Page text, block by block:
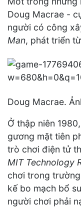
Doug Macrae -
người có công
Man, phát triển
Doug Macrae.
Ở thập niên
gương mặt tiên
trò chơi điện tử
MIT Technology
chơi trong
kế bo mạch bổ
người chơi phải